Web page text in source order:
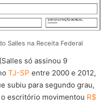
Salles na Receita Federal
só assinou 9
TJ-SP entre 2000 e 2012,
subiu para segundo grau,
escritório movimentou R$